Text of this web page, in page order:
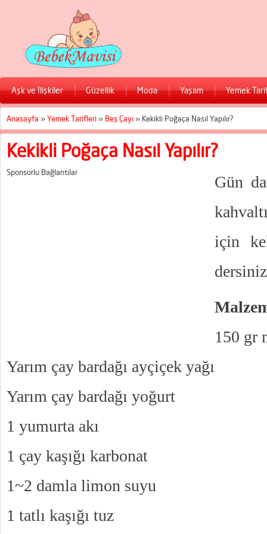
Aşk ve İlişkiler Güzellik Moda Yaşam Yemek
Anasayfa »Yemek Tarifleri » Beş Çayı » Kekikli Poğaça Nasıl Yapılır?
Kekikli Poğaça Nasıl Yapılır?
Sponsorlu Bağlantılar
Gün
için
150 gr
Yarım çay bardağı ayçiçek yağı
Yarım çay bardağı yoğurt
1 yumurta akı
1 çay kaşığı karbonat
1~2 damla limon suyu
1 tatlı kaşığı tuz